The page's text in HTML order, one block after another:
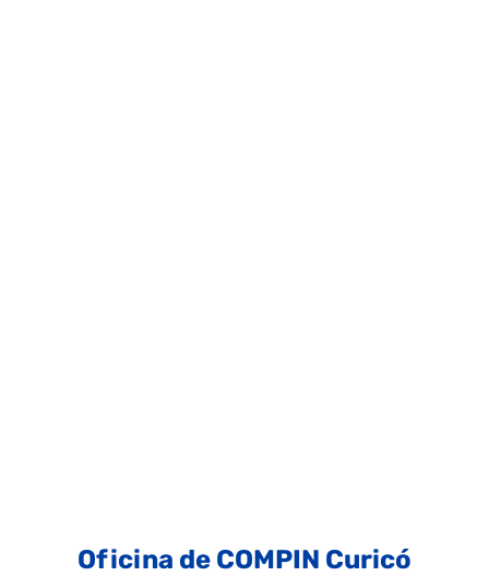
Oficina de COMPIN Curicó